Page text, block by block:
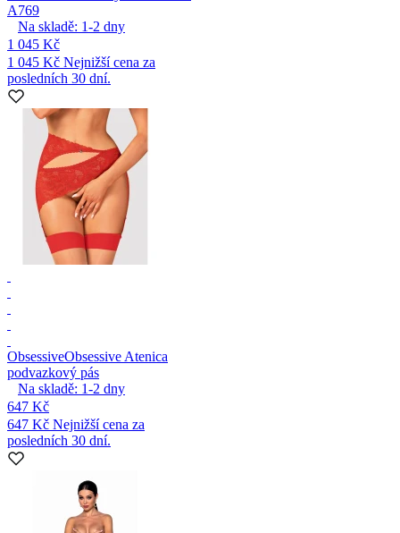
A769
Na skladě: 1-2 dny
1 045 Kč
1 045 Kč Nejnižší cena za
posledních 30 dní.
ObsessiveObsessive Atenica
podvazkový pás
Na skladě: 1-2 dny
647 Kč
647 Kč Nejnižší cena za
posledních 30 dní.